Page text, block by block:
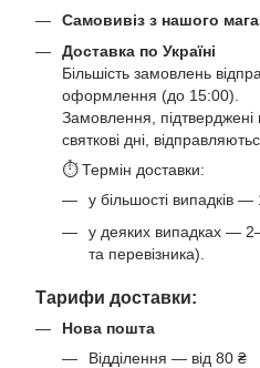
Самовивіз з нашого
Доставка по Україні
Більшість замовлень
оформлення (до 15:00).
Замовлення, підтверджені
святкові дні,
⏱ Термін доставки:
у більшості випадків
у деяких випадках —
та перевізника).
Тарифи доставки:
Нова пошта
Відділення — від 80 ₴